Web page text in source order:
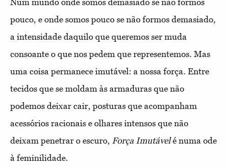
Num mundo onde somos demasiado se não formos
pouco, e onde somos pouco se não formos demasiado,
a intensidade daquilo que queremos ser muda
consoante o que nos pedem que representemos. Mas
uma coisa permanece imutável: a nossa força. Entre
tecidos que se moldam às armaduras que não
podemos deixar cair, posturas que acompanham
acessórios racionais e olhares intensos que não
deixam penetrar o escuro, Força Imutávelé numa ode
à feminilidade.